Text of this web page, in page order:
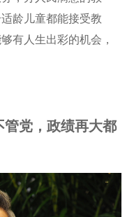
龄儿童都能接受教
有人生出彩的机会，
党，政绩再大都